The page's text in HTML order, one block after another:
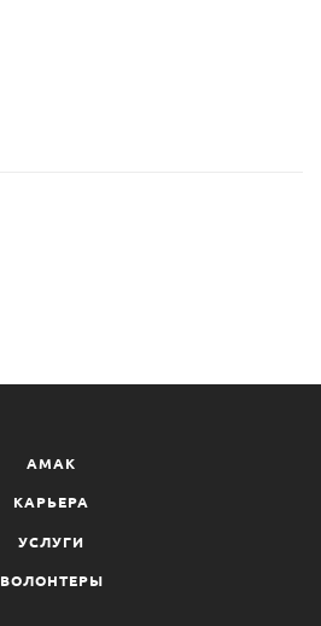
AMAK
КАРЬЕРА
УСЛУГИ
ВОЛОНТЕРЫ